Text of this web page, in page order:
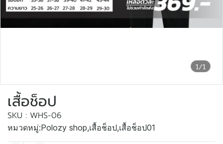
1/1
เสื้อช็อป
SKU : WHS-06
หมวดหมู่:Polozy shop,เสื้อช็อป,เสื้อช็อป01